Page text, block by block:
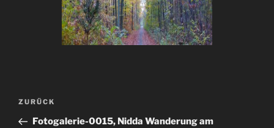
Beitragsnavigation
Vorheriger
Beitrag
ZURÜCK
Fotogalerie-0015, Nidda Wanderung am